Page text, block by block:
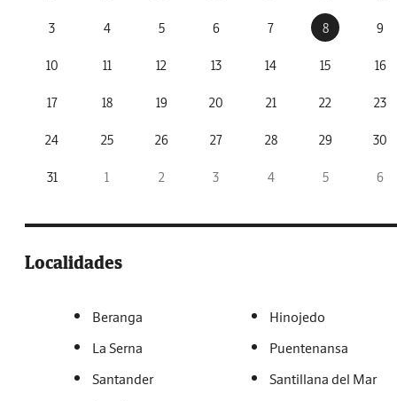
3 4 5 6 7 8 9
10 11 12 13 14 15 16
17 18 19 20 21 22 23
24 25 26 27 28 29 30
31 1 2 3 4 5 6
Localidades
Beranga
Hinojedo
La Serna
Puentenansa
Santander
Santillana del Mar